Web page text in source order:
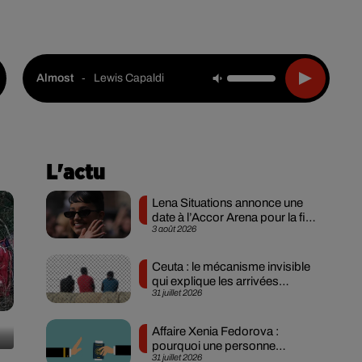
Almost - Lewis Capaldi
L'actu
3 août 2026
Lena Situations annonce une
date à l’Accor Arena pour la fin
des...
31 juillet 2026
Ceuta : le mécanisme invisible
qui explique les arrivées
massives...
31 juillet 2026
Affaire Xenia Fedorova :
pourquoi une personne